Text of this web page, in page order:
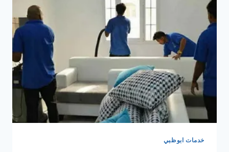
خدمات ابوظبي